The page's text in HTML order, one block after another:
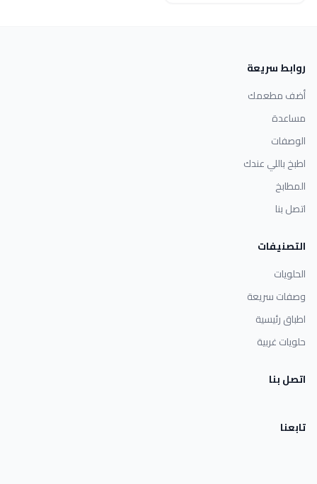
روابط سريعة
أضف مطعمك
مساعدة
الوصفات
اطبخ باللي عندك
المطابخ
اتصل بنا
التصنيفات
الحلويات
وصفات سريعة
اطباق رئيسية
حلويات غربية
اتصل بنا
تابعنا